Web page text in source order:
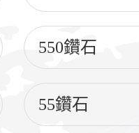
550鑽石
55鑽石